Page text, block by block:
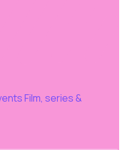
Film, series &